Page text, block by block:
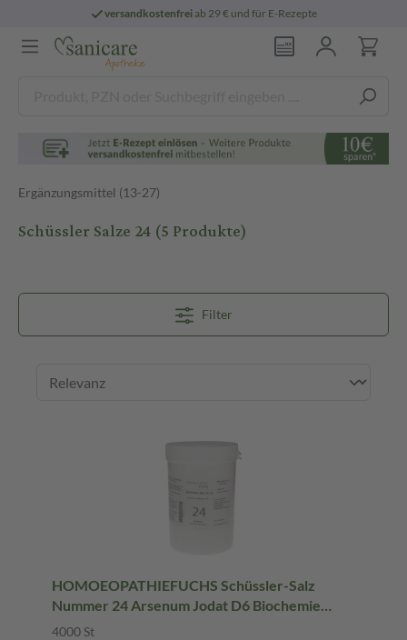
versandkostenfreiab 29 € und für E-Rezepte
Ergänzungsmittel (13-27)
Schüssler Salze 24(5 Produkte)
Filter
HOMOEOPATHIEFUCHS Schüssler-Salz
Nummer 24 Arsenum Jodat D6 Biochemie
4000 St Tabletten
4000 St